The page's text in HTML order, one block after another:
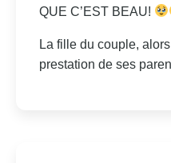
QUE C’EST BEAU!
La fille du couple,
prestation de ses